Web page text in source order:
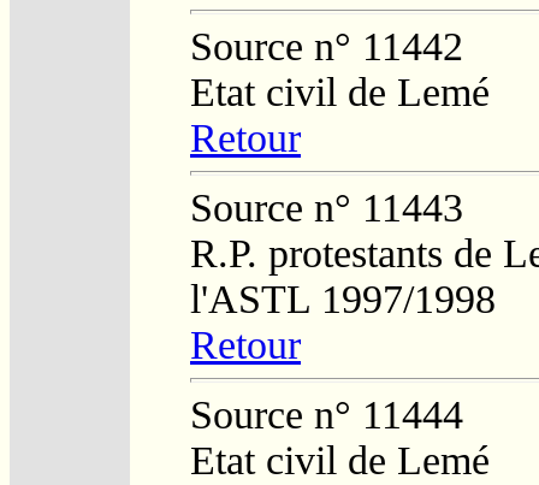
Source n° 11442
Etat civil de Lemé
Retour
Source n° 11443
R.P. protestants de
l'ASTL 1997/1998
Retour
Source n° 11444
Etat civil de Lemé